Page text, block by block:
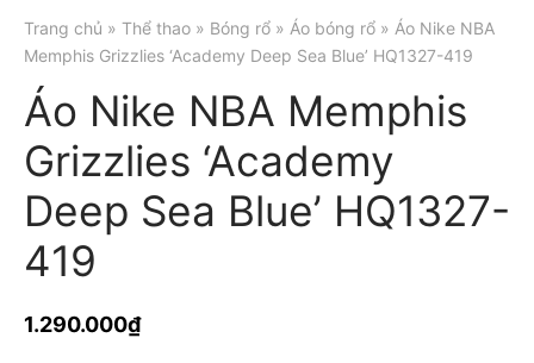
Trang chủ » Thể thao » Bóng rổ » Áo bóng rổ » Áo Nike NBA
Memphis Grizzlies ‘Academy Deep Sea Blue’ HQ1327-419
Áo Nike NBA Memphis
Grizzlies ‘Academy
Deep Sea Blue’ HQ1327-
419
1.290.000₫